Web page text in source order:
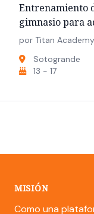
Entrenamiento
gimnasio para
por Titan Academy
Sotogrande
13 - 17
MISIÓN
Como una